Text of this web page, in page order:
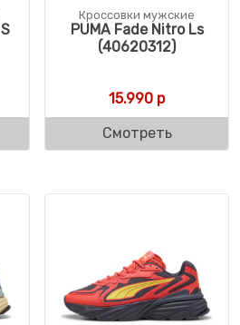
Кроссовки мужские
PUMA Fade Nitro Ls
(40620312)
15.990 р
Смотреть